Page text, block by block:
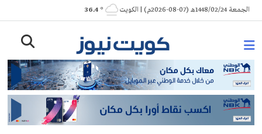
Skip
to
الجمعة 1448/02/24هـ (07-08-2026م) | الكويت ° 36.4